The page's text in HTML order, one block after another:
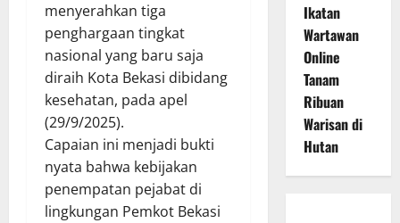
menyerahkan tiga
penghargaan tingkat
nasional yang baru saja
diraih Kota Bekasi dibidang
kesehatan, pada apel
(29/9/2025).
Capaian ini menjadi bukti
nyata bahwa kebijakan
penempatan pejabat di
lingkungan Pemkot Bekasi
Ikatan
Wartawan
Online
Tanam
Ribuan
Warisan di
Hutan